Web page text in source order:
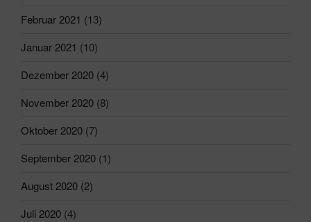
Februar 2021 (13)
Januar 2021 (10)
Dezember 2020 (4)
November 2020 (8)
Oktober 2020 (7)
September 2020 (1)
August 2020 (2)
Juli 2020 (4)